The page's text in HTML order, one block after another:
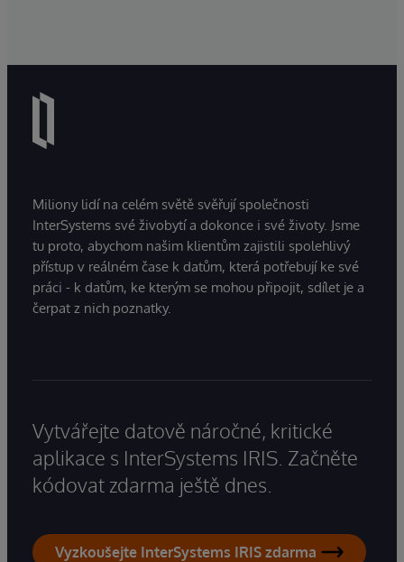
Miliony lidí na celém světě svěřují společnosti
InterSystems své živobytí a dokonce i své životy. Jsme
tu proto, abychom našim klientům zajistili spolehlivý
přístup v reálném čase k datům, která potřebují ke své
práci - k datům, ke kterým se mohou připojit, sdílet je a
čerpat z nich poznatky.
Vytvářejte datově náročné, kritické
aplikace s InterSystems IRIS. Začněte
kódovat zdarma ještě dnes.
Vyzkoušejte InterSystems IRIS zdarma